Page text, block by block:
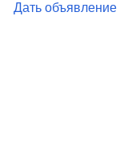
Дать объявление